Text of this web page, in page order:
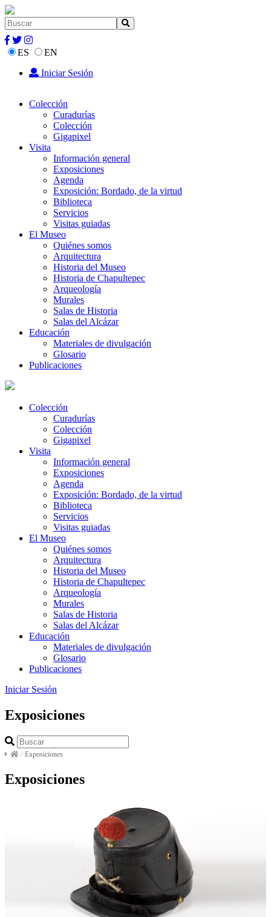
ES
EN
Iniciar Sesión
Colección
Curadurías
Colección
Gigapixel
Visita
Información general
Exposiciones
Agenda
Exposición: Bordado, de la virtud
Biblioteca
Servicios
Visitas guiadas
El Museo
Quiénes somos
Arquitectura
Historia del Museo
Historia de Chapultepec
Arqueología
Murales
Salas de Historia
Salas del Alcázar
Educación
Materiales de divulgación
Glosario
Publicaciones
Colección
Curadurías
Colección
Gigapixel
Visita
Información general
Exposiciones
Agenda
Exposición: Bordado, de la virtud
Biblioteca
Servicios
Visitas guiadas
El Museo
Quiénes somos
Arquitectura
Historia del Museo
Historia de Chapultepec
Arqueología
Murales
Salas de Historia
Salas del Alcázar
Educación
Materiales de divulgación
Glosario
Publicaciones
Iniciar Sesión
Exposiciones
/ Exposiciones
Exposiciones